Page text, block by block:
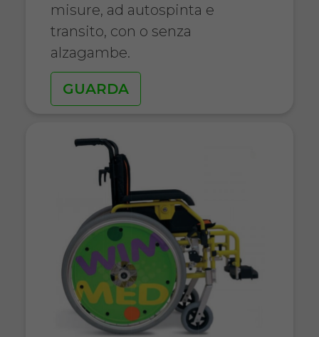
misure, ad autospinta e
transito, con o senza
alzagambe.
GUARDA